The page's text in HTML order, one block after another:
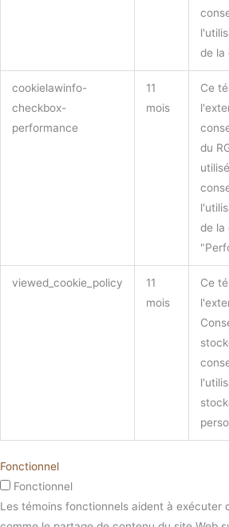
de la
cookielawinfo-
checkbox-
performance
11
mois
Ce
du
de la
viewed_cookie_policy
11
mois
Ce
Fonctionnel
Fonctionnel
Les témoins fonctionnels aident à exécuter